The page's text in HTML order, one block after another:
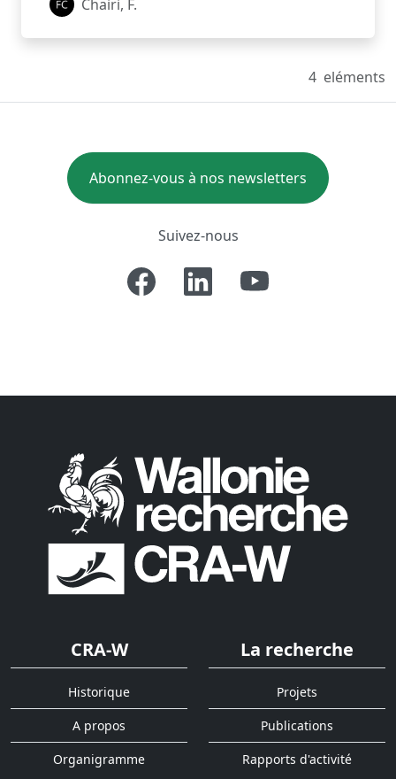
Chairi, F.
4 eléments
Abonnez-vous à nos newsletters
Suivez-nous
CRA-W
Historique
A propos
Organigramme
La recherche
Projets
Publications
Rapports d'activité